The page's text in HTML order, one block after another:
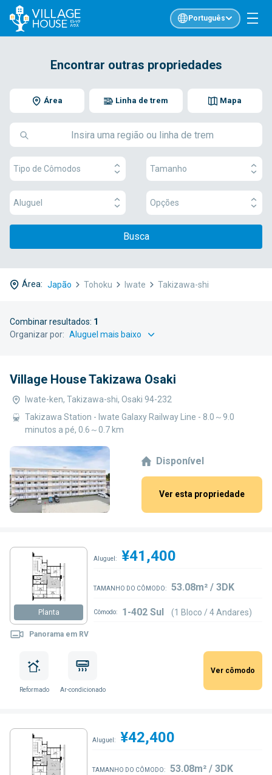
Português
Encontrar outras propriedades
Área Mapa
Linha de trem
Tipo de Cômodos Tamanho
Aluguel Opções
Busca
Área: Japão Tohoku Iwate Takizawa-shi
Combinar resultados: 1
Organizar por:
Village House Takizawa Osaki
Iwate-ken, Takizawa-shi, Osaki 94-232
Takizawa Station - Iwate Galaxy Railway Line - 8.0～9.0
minutos a pé, 0.6～0.7 km
Disponível
Ver esta propriedade
Planta
Panorama em RV
Aluguel: ¥41,400
TAMANHO DO CÔMODO: 53.08m² / 3DK
Cômodo: 1-402 Sul (1 Bloco / 4 Andares)
Reformado Ar-condicionado
Ver cômodo
Aluguel: ¥42,400
TAMANHO DO CÔMODO: 53.08m² / 3DK